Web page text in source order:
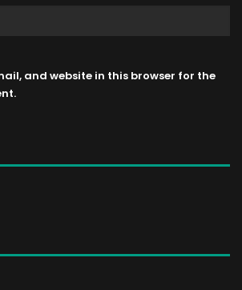
and website in this browser for the